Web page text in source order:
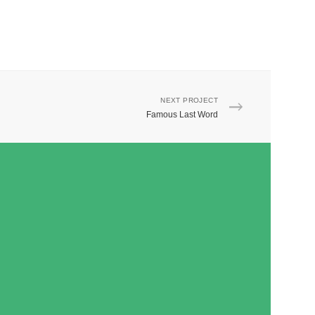
NEXT PROJECT
Famous Last Word